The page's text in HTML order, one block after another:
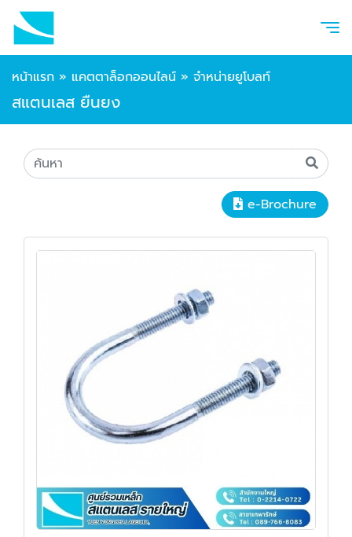
หน้าแรก » แคตตาล็อกออนไลน์ » จำหน่ายยูโบลท์
สแตนเลส ยืนยง
e-Brochure